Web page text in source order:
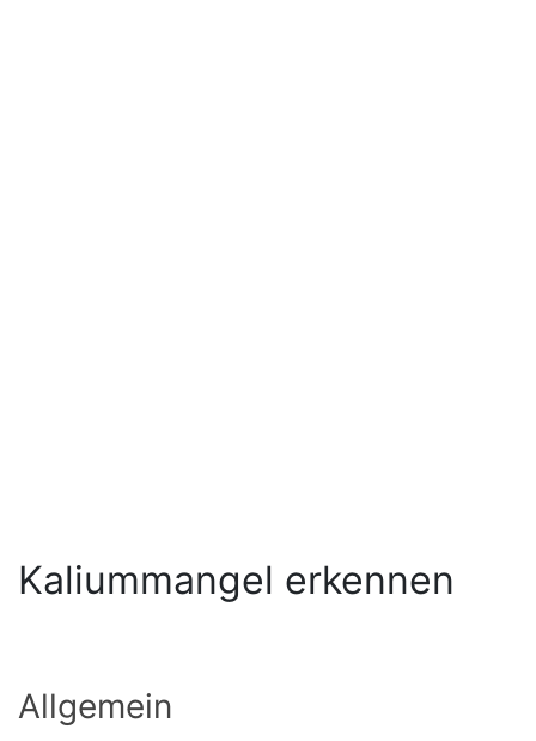
Kaliummangel erkennen
Allgemein